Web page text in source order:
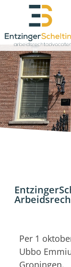
Per 1
Ubbo
Groningen.